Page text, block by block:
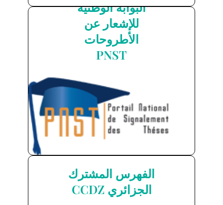
البوابة الوطنية
للإشعار عن
الأطروحات
PNST
البوابة الوطنية للإشعار
عن الأطروحات PNST
اضغط هنا
الفهرس المشترك
الجزائري CCDZ
الفهرس المشترك
الجزائري CCDZ